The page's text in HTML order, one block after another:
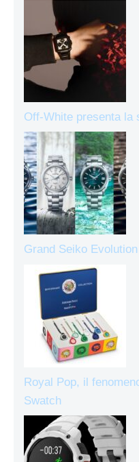
Off-White presenta la
Grand Seiko
Royal Pop, il
Swatch